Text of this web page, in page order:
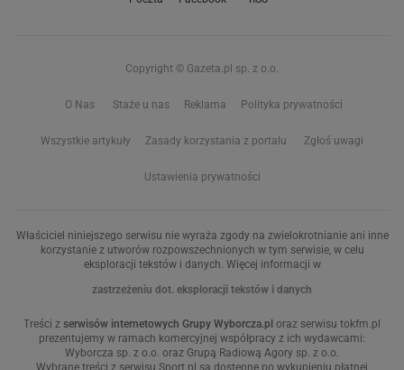
Copyright © Gazeta.pl sp. z o.o.
O Nas Staże u nas Reklama Polityka prywatności
Wszystkie artykuły Zasady korzystania z portalu Zgłoś uwagi
Ustawienia prywatności
Właściciel niniejszego serwisu nie wyraża zgody na zwielokrotnianie ani inne
korzystanie z utworów rozpowszechnionych w tym serwisie, w celu
eksploracji tekstów i danych. Więcej informacji w
zastrzeżeniu dot. eksploracji tekstów i danych
Treści z serwisów internetowych Grupy Wyborcza.pl oraz serwisu tokfm.pl
prezentujemy w ramach komercyjnej współpracy z ich wydawcami:
Wyborcza sp. z o.o. oraz Grupą Radiową Agory sp. z o.o.
Wybrane treści z serwisu Sport.pl są dostępne po wykupieniu płatnej